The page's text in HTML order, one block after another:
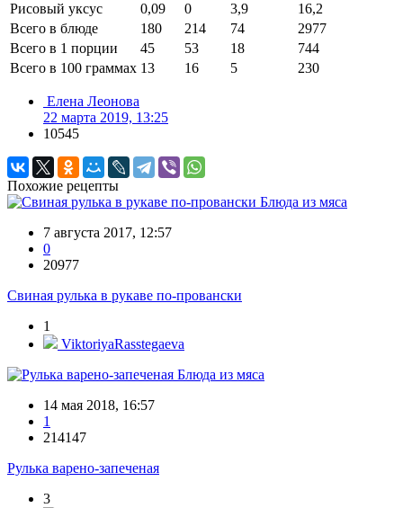
Рисовый уксус
0,09 0 3,9
16,2
Всего в блюде
180 214 74
2977
Всего в 1 порции
45 53 18
744
Всего в 100 граммах 13 16 5 230
Елена Леонова
22 марта 2019, 13:25
10545
Похожие рецепты
Блюда из мяса
7 августа 2017, 12:57
0
20977
Свиная рулька в рукаве по-провански
1
ViktoriyaRasstegaeva
Блюда из мяса
14 мая 2018, 16:57
1
214147
Рулька варено-запеченая
3